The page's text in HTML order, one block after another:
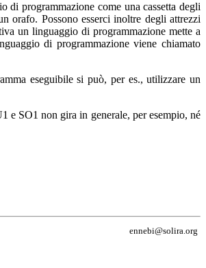
programmazione come una cassetta degli
orafo. Possono esserci inoltre degli attrezzi
un linguaggio di programmazione mette a
di programmazione viene chiamato
eseguibile si può, per es., utilizzare un
e SO1 non gira in generale, per esempio, né
ennebi@solira.org